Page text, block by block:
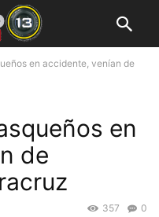
en accidente, venían de
en
de
0
357